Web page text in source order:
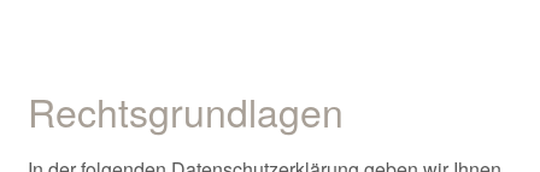
Rechtsgrundlagen